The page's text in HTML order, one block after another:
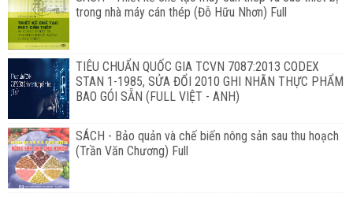
trong nhà máy cán thép (Đỗ Hữu Nhơn) Full
TIÊU CHUẨN QUỐC GIA TCVN 7087:2013 CODEX
STAN 1-1985, SỬA ĐỔI 2010 GHI NHÃN THỰC PHẨM
BAO GÓI SẴN (FULL VIỆT - ANH)
SÁCH - Bảo quản và chế biến nông sản sau thu hoạch
(Trần Văn Chương) Full